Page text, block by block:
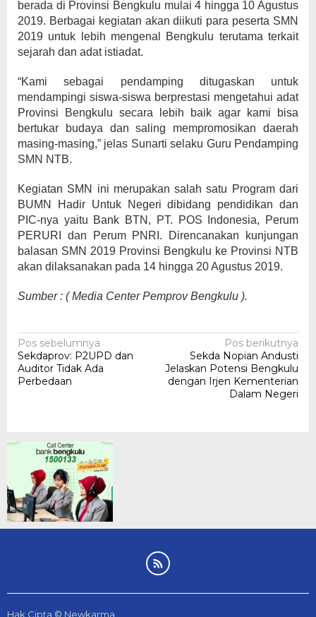
berada di Provinsi Bengkulu mulai 4 hingga 10 Agustus
2019. Berbagai kegiatan akan diikuti para peserta SMN
2019 untuk lebih mengenal Bengkulu terutama terkait
sejarah dan adat istiadat.
“Kami sebagai pendamping ditugaskan untuk
mendampingi siswa-siswa berprestasi mengetahui adat
Provinsi Bengkulu secara lebih baik agar kami bisa
bertukar budaya dan saling mempromosikan daerah
masing-masing,” jelas Sunarti selaku Guru Pendamping
SMN NTB.
Kegiatan SMN ini merupakan salah satu Program dari
BUMN Hadir Untuk Negeri dibidang pendidikan dan
PIC-nya yaitu Bank BTN, PT. POS Indonesia, Perum
PERURI dan Perum PNRI. Direncanakan kunjungan
balasan SMN 2019 Provinsi Bengkulu ke Provinsi NTB
akan dilaksanakan pada 14 hingga 20 Agustus 2019.
Sumber : ( Media Center Pemprov Bengkulu ).
Navigasi
pos
Pos sebelumnya
Sekdaprov: P2UPD dan
Auditor Tidak Ada
Perbedaan
Pos berikutnya
Sekda Nopian Andusti
Jelaskan Potensi Bengkulu
dengan Irjen Kementerian
Dalam Negeri
Hak Cipta © Newkarma